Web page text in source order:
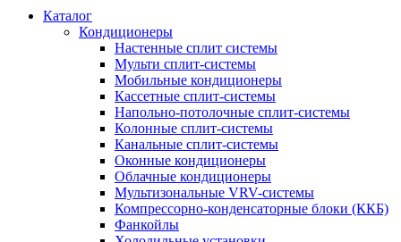
Каталог
Кондиционеры
Настенные сплит системы
Мульти сплит-системы
Мобильные кондиционеры
Кассетные сплит-системы
Напольно-потолочные сплит-системы
Колонные сплит-системы
Канальные сплит-системы
Оконные кондиционеры
Облачные кондиционеры
Мультизональные VRV-системы
Компрессорно-конденсаторные блоки (ККБ)
Фанкойлы